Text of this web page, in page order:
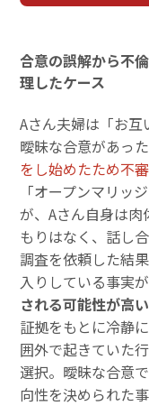
合意の誤解から不
理したケース
Aさん夫婦は「お
曖昧な合意があった
をし始めたため不
「オープンマリッ
が、Aさん自身は
もりはなく、話し
調査を依頼した結
入りしている事実
される可能性が高い
証拠をもとに冷静
囲外で起きていた
選択。曖昧な合意
向性を決められた事